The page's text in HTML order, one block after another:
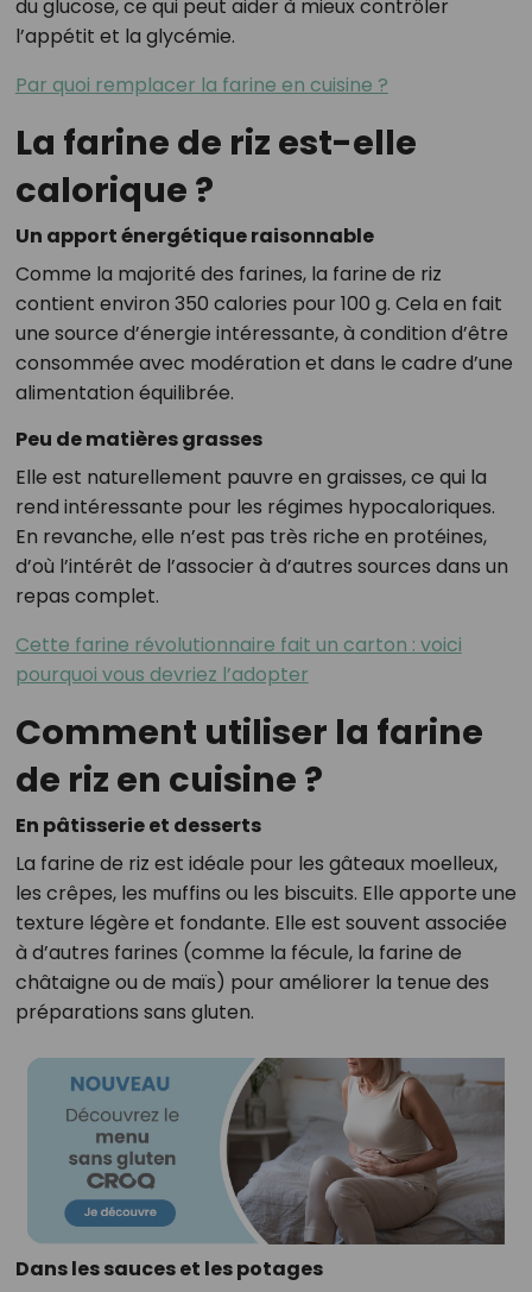
du glucose, ce qui peut aider à mieux contrôler
l’appétit et la glycémie.
Par quoi remplacer la farine en cuisine ?
La farine de riz est-elle
calorique ?
Un apport énergétique raisonnable
Comme la majorité des farines, la farine de riz
contient environ 350 calories pour 100 g. Cela en fait
une source d’énergie intéressante, à condition d’être
consommée avec modération et dans le cadre d’une
alimentation équilibrée.
Peu de matières grasses
Elle est naturellement pauvre en graisses, ce qui la
rend intéressante pour les régimes hypocaloriques.
En revanche, elle n’est pas très riche en protéines,
d’où l’intérêt de l’associer à d’autres sources dans un
repas complet.
Cette farine révolutionnaire fait un carton : voici
pourquoi vous devriez l’adopter
Comment utiliser la farine
de riz en cuisine ?
En pâtisserie et desserts
La farine de riz est idéale pour les gâteaux moelleux,
les crêpes, les muffins ou les biscuits. Elle apporte une
texture légère et fondante. Elle est souvent associée
à d’autres farines (comme la fécule, la farine de
châtaigne ou de maïs) pour améliorer la tenue des
préparations sans gluten.
Dans les sauces et les potages